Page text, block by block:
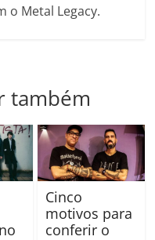
o Metal Legacy.
também
Cinco
motivos para
conferir o